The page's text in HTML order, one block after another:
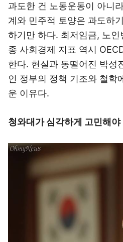
과도한 건 노동운동이 아니
계와 민주적 토양은 과도하
하기만 하다. 최저임금, 노
종 사회경제 지표 역시
한다. 현실과 동떨어진 박성
인 정부의 정책 기조와 철학
운 이유다.
청와대가 심각하게 고민해야